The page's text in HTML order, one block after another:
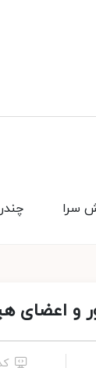
سرا
و اعضای
کد